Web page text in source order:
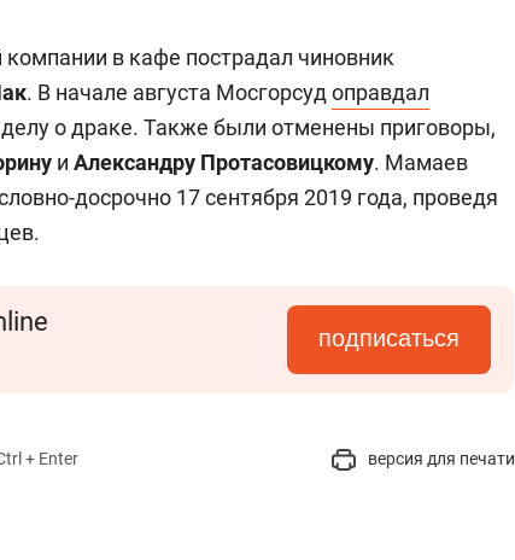
компании в кафе пострадал чиновник
. В начале августа Мосгорсуд оправдал
о драке. Также были отменены приговоры,
и Александру Протасовицкому. Мамаев
досрочно 17 сентября 2019 года, проведя
подписаться
+ Enter версия для печати